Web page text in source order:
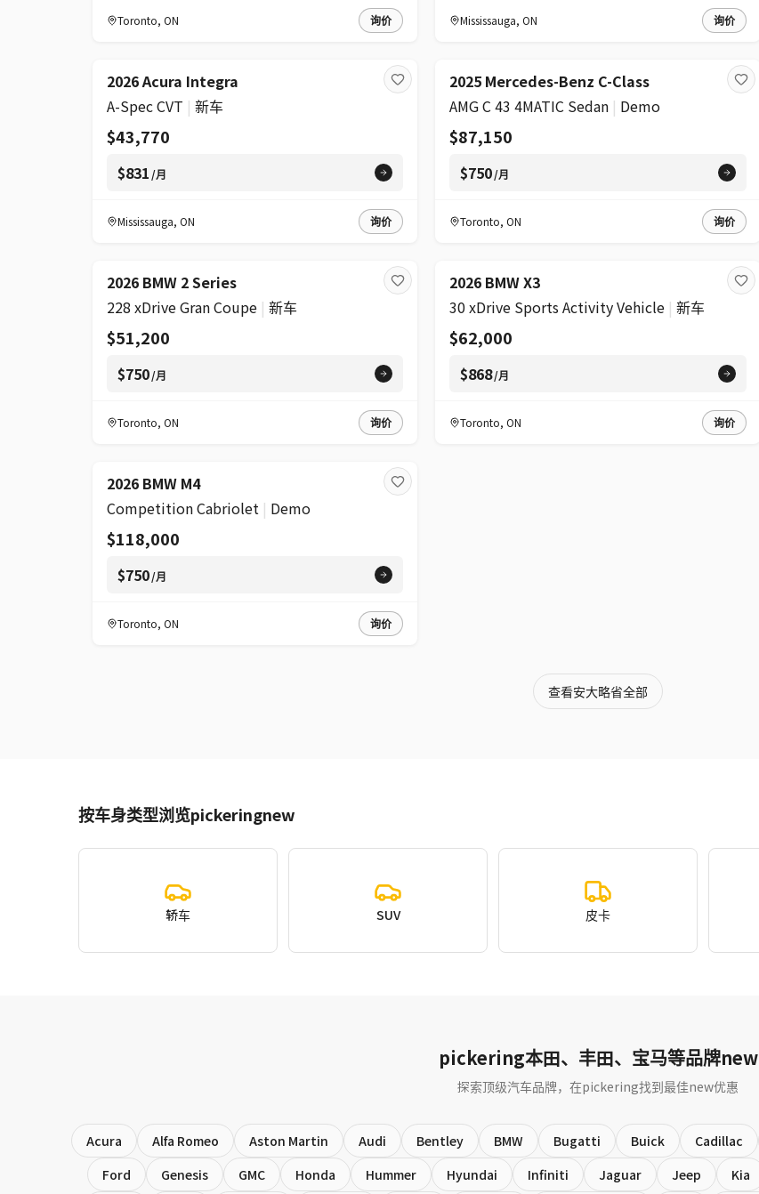
Toronto, ON 询价 Mississauga,ON 询价
2026 Acura Integra
A-Spec CVT | 新车
$43,770
$831 /月
Mississauga, ON 询价
2025 Mercedes-Benz C-Class
AMG C 43 4MATIC Sedan | Demo
$87,150
$750/月
Toronto,ON 询价
2026 BMW 2 Series
228 xDrive Gran Coupe | 新车
$51,200
$750/月
Toronto, ON 询价
2026 BMW X3
30 xDrive Sports Activity Vehicle | 新车
$62,000
$868/月
Toronto,ON 询价
2026 BMW M4
Competition Cabriolet | Demo
$118,000
$750/月
Toronto, ON 询价
查看安大略省全部
按车身类型浏览pickeringnew
轿车 SUV 皮卡
pickering本田、丰田、宝马等品牌new
探索顶级汽车品牌，在pickering找到最佳new优惠
Acura Alfa Romeo Aston Martin Audi Bentley BMW Bugatti Buick Cadillac
Ford
Genesis GMC Honda Hummer Hyundai Infiniti Jaguar Jeep Kia